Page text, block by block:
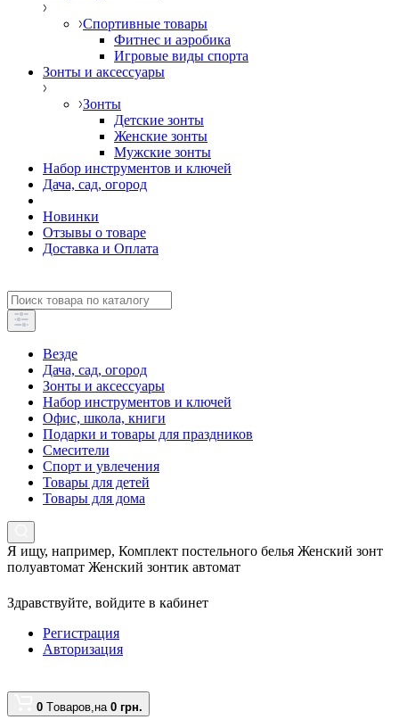
Спортивные товары
Фитнес и аэробика
Игровые виды спорта
Зонты и аксессуары
Зонты
Детские зонты
Женские зонты
Мужские зонты
Набор инструментов и ключей
Дача, сад, огород
Новинки
Отзывы о товаре
Доставка и Оплата
Везде
Дача, сад, огород
Зонты и аксессуары
Набор инструментов и ключей
Офис, школа, книги
Подарки и товары для праздников
Смесители
Спорт и увлечения
Товары для детей
Товары для дома
Я ищу, например, Комплект постельного белья Женский зонт
полуавтомат Женский зонтик автомат
Здравствуйте, войдите в кабинет
Регистрация
Авторизация
0 Tоваров,на 0 грн.